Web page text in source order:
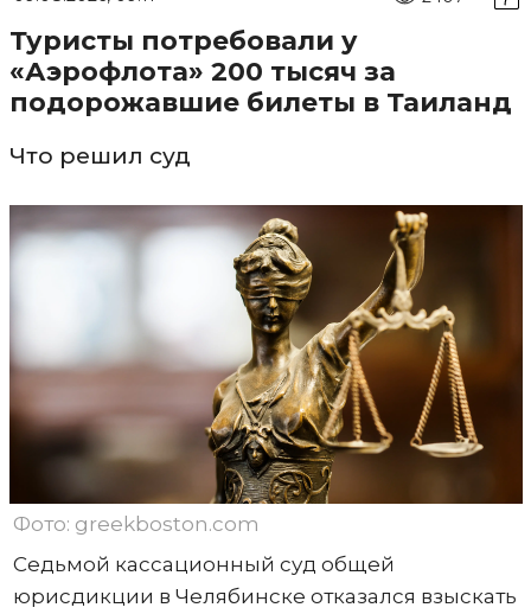
Туристы потребовали у
«Аэрофлота» 200 тысяч за
подорожавшие билеты в Таиланд
Что решил суд
Фото: greekboston.com
Седьмой кассационный суд общей
юрисдикции в Челябинске отказался взыскать